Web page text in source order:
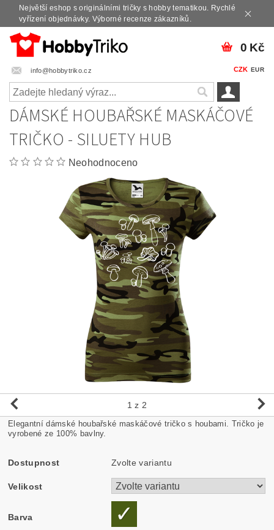
Největší eshop s originálními tričky s hobby tematikou. Rychlé
vyřízení objednávky. Výborné recenze zákazníků.
info@hobbytriko.cz CZK EUR
0 Kč
DÁMSKÉ HOUBAŘSKÉ MASKÁČOVÉ
TRIČKO - SILUETY HUB
Neohodnoceno
1 z 2
Elegantní dámské houbařské maskáčové tričko s houbami. Tričko je
vyrobené ze 100% bavlny.
Dostupnost Zvolte variantu
Velikost
Barva